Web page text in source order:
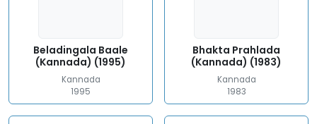
Beladingala Baale
(Kannada) (1995)
Kannada
1995
Bhakta Prahlada
(Kannada) (1983)
Kannada
1983